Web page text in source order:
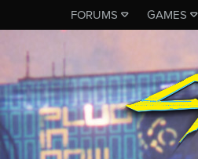
FORUMS GAMES